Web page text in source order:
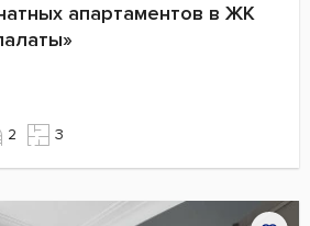
апартаментов в ЖК
2 3